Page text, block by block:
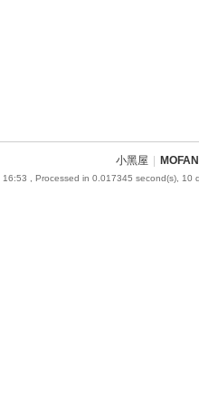
小黑屋
16:53 , Processed in 0.017345 second(s), 10